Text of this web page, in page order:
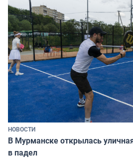
НОВОСТИ
В Мурманске открылась
в падел